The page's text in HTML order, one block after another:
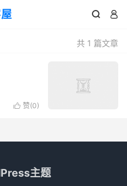
 
共 1 篇文章
 赞(0)
主题